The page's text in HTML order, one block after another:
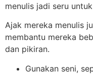
menulis jadi seru
Ajak mereka menulis
membantu mereka
dan pikiran.
Gunakan seni,